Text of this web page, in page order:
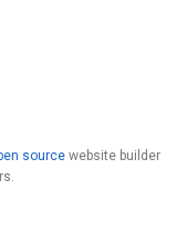
source website builder